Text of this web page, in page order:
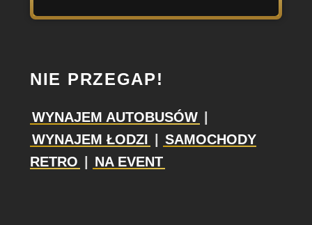
NIE PRZEGAP!
WYNAJEM AUTOBUSÓW
WYNAJEM ŁODZI
SAMOCHODY
RETRO
NA EVENT